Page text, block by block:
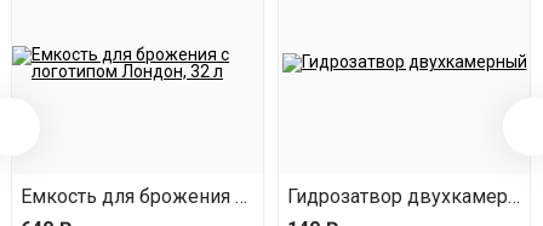
Емкость для брожения с логотипом Лондон (32 л)
Гидрозатвор